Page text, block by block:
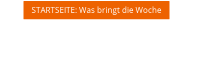
STARTSEITE: Was bringt die Woche